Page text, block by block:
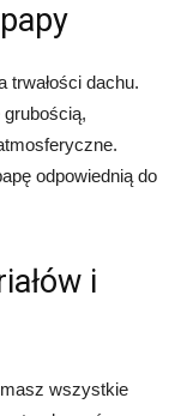
trwałości dachu.
odpowiednią do
i
wszystkie